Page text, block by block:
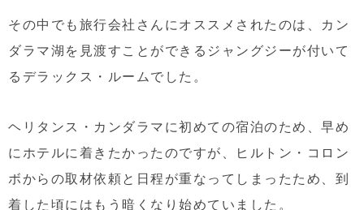
その中でも旅行会社さんにオススメされたのは、カン
ダラマ湖を見渡すことができるジャングジーが付いて
るデラックス・ルームでした。
ヘリタンス・カンダラマに初めての宿泊のため、早め
にホテルに着きたかったのですが、ヒルトン・コロン
ボからの取材依頼と日程が重なってしまったため、到
着した頃にはもう暗くなり始めていました。